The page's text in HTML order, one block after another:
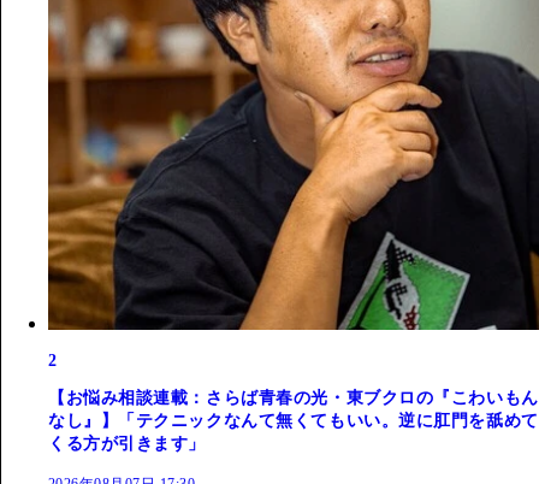
2
【お悩み相談連載：さらば青春の光・東ブクロの『こわいもん
なし』】「テクニックなんて無くてもいい。逆に肛門を舐めて
くる方が引きます」